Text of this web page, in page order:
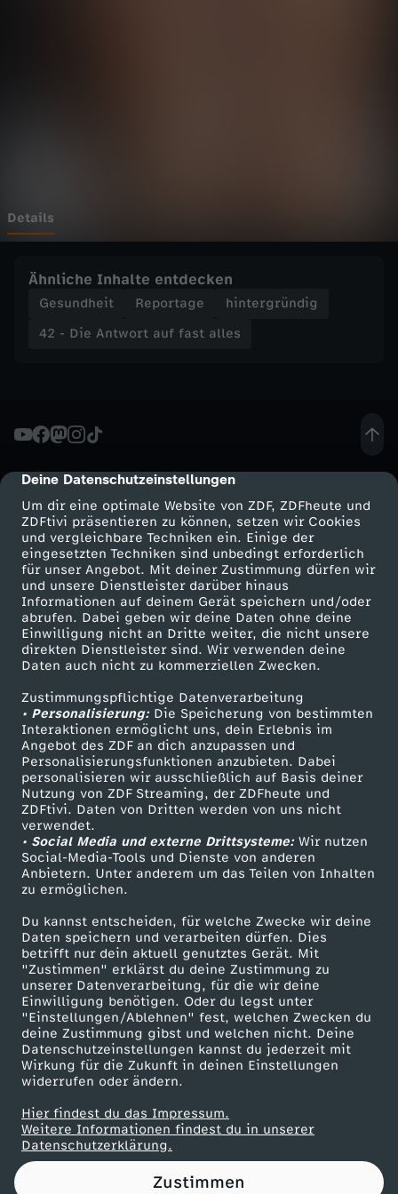
cmp-dialog-description
Deine Datenschutzeinstellungen
Um dir eine optimale Website von ZDF, ZDFheute und
ZDFtivi präsentieren zu können, setzen wir Cookies
und vergleichbare Techniken ein. Einige der
eingesetzten Techniken sind unbedingt erforderlich
für unser Angebot. Mit deiner Zustimmung dürfen wir
und unsere Dienstleister darüber hinaus
Informationen auf deinem Gerät speichern und/oder
abrufen. Dabei geben wir deine Daten ohne deine
Einwilligung nicht an Dritte weiter, die nicht unsere
direkten Dienstleister sind. Wir verwenden deine
Daten auch nicht zu kommerziellen Zwecken.
Zustimmungspflichtige Datenverarbeitung
• Personalisierung:Die Speicherung von bestimmten
Interaktionen ermöglicht uns, dein Erlebnis im
Angebot des ZDF an dich anzupassen und
Personalisierungsfunktionen anzubieten. Dabei
personalisieren wir ausschließlich auf Basis deiner
Nutzung von ZDF Streaming, der ZDFheute und
ZDFtivi. Daten von Dritten werden von uns nicht
verwendet.
• Social Media und externe Drittsysteme:Wir nutzen
Social-Media-Tools und Dienste von anderen
Anbietern. Unter anderem um das Teilen von Inhalten
zu ermöglichen.
Du kannst entscheiden, für welche Zwecke wir deine
Daten speichern und verarbeiten dürfen. Dies
betrifft nur dein aktuell genutztes Gerät. Mit
"Zustimmen" erklärst du deine Zustimmung zu
unserer Datenverarbeitung, für die wir deine
Einwilligung benötigen. Oder du legst unter
"Einstellungen/Ablehnen" fest, welchen Zwecken du
deine Zustimmung gibst und welchen nicht. Deine
Datenschutzeinstellungen kannst du jederzeit mit
Wirkung für die Zukunft in deinen Einstellungen
widerrufen oder ändern.
Hier findest du das Impressum.
Weitere Informationen findest du in unserer
Datenschutzerklärung.
Zustimmen
t
u
a
s
t
a
l
l
e
s
-
S
c
h
l
u
m
m
e
r
Details
Ähnliche Inhalte entdecken
Gesundheit Reportage
hintergründig
42 - Die Antwort auf fast alles
Mehr ZDF
ZDF-Apps
Smart TV
ZDFtext
Livestreams
Sendungen A-Z
TV-Programm
Service
ZDFmitreden
Kontakt zum ZDF
Tickets
Zuschauerservice
Hilfe
ZDF Unternehmen
Karriere
ZDF goes Schule
Werbefernsehen
Mainzelmännchen
Partner